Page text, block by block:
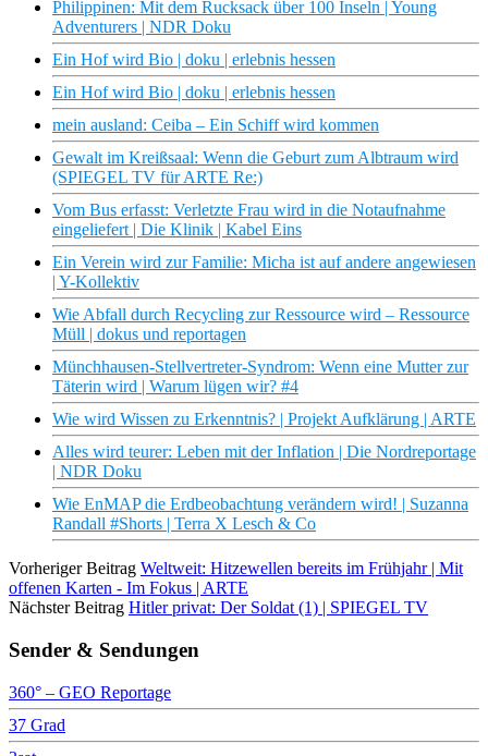
Philippinen: Mit dem Rucksack über 100 Inseln | Young
Adventurers | NDR Doku
Ein Hof wird Bio | doku | erlebnis hessen
Ein Hof wird Bio | doku | erlebnis hessen
mein ausland: Ceiba – Ein Schiff wird kommen
Gewalt im Kreißsaal: Wenn die Geburt zum Albtraum wird
(SPIEGEL TV für ARTE Re:)
Vom Bus erfasst: Verletzte Frau wird in die Notaufnahme
eingeliefert | Die Klinik | Kabel Eins
Ein Verein wird zur Familie: Micha ist auf andere angewiesen
| Y-Kollektiv
Wie Abfall durch Recycling zur Ressource wird – Ressource
Müll | dokus und reportagen
Münchhausen-Stellvertreter-Syndrom: Wenn eine Mutter zur
Täterin wird | Warum lügen wir? #4
Wie wird Wissen zu Erkenntnis? | Projekt Aufklärung | ARTE
Alles wird teurer: Leben mit der Inflation | Die Nordreportage
| NDR Doku
Wie EnMAP die Erdbeobachtung verändern wird! | Suzanna
Randall #Shorts | Terra X Lesch & Co
Vorheriger Beitrag Weltweit: Hitzewellen bereits im Frühjahr | Mit
offenen Karten - Im Fokus | ARTE
Nächster Beitrag Hitler privat: Der Soldat (1) | SPIEGEL TV
Sender & Sendungen
360° – GEO Reportage
37 Grad